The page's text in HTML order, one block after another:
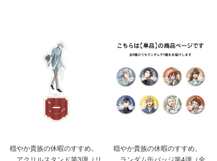
穏やか貴族の休暇のすすめ。
穏やか貴族の休暇のすすめ。